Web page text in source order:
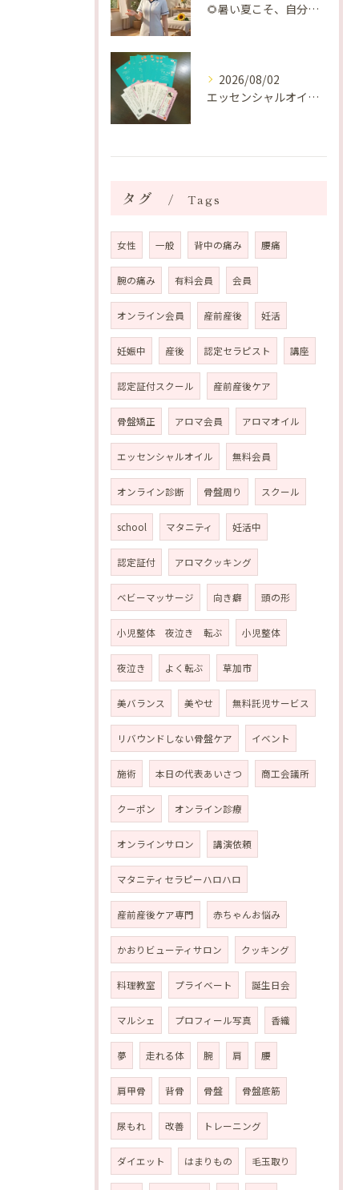
🌻暑い夏こそ、自分の身体を整える時間を♡
2026/08/02
エッセンシャルオイルプレゼントご当選番号発表 2026年8月
タグ Tags
女性 一般 背中の痛み 腰痛
腕の痛み 有料会員 会員
オンライン会員 産前産後 妊活
妊娠中 産後 認定セラピスト 講座
認定証付スクール 産前産後ケア
骨盤矯正 アロマ会員 アロマオイル
エッセンシャルオイル 無料会員
オンライン診断 骨盤周り スクール
school マタニティ 妊活中
認定証付 アロマクッキング
ベビーマッサージ 向き癖 頭の形
小児整体 夜泣き 転ぶ 小児整体
夜泣き よく転ぶ 草加市
美バランス 美やせ 無料託児サービス
リバウンドしない骨盤ケア イベント
施術 本日の代表あいさつ 商工会議所
クーポン オンライン診療
オンラインサロン 講演依頼
マタニティセラピーハロハロ
産前産後ケア専門 赤ちゃんお悩み
かおりビューティサロン クッキング
料理教室 プライベート 誕生日会
マルシェ プロフィール写真 香織
夢 走れる体 腕 肩 腰
肩甲骨 背骨 骨盤 骨盤底筋
尿もれ 改善 トレーニング
ダイエット はまりもの 毛玉取り